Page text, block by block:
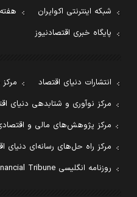
شبکه اینترنتی اکوایران
پایگاه خبری اقتصادنیوز
انتشارات دنیای اقتصاد
مرکز نوآوری و شتابدهی دنیای
مرکز پژوهش‌های مالی و
مرکز راه حل‌های رسانه‌ای دنیای
روزنامه انگلیسی Financial Tribune